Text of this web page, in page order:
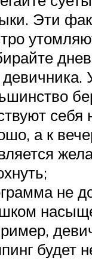
Эти
себя
а к
не
будет